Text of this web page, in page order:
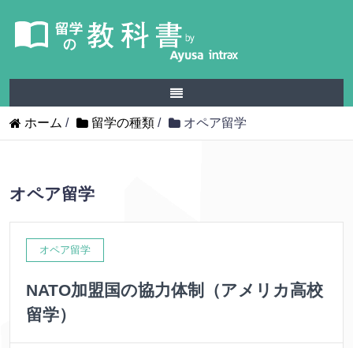
ホーム / 留学の種類 / オペア留学
オペア留学
オペア留学
NATO加盟国の協力体制（アメリカ高校
留学）